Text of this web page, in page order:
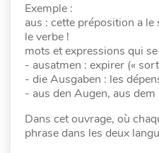
Exemple :
aus : cette préposition a le
le verbe !
mots et expressions qui
- ausatmen : expirer («
- die Ausgaben : les
- aus den Augen, aus
Dans cet ouvrage, où
phrase dans les deux